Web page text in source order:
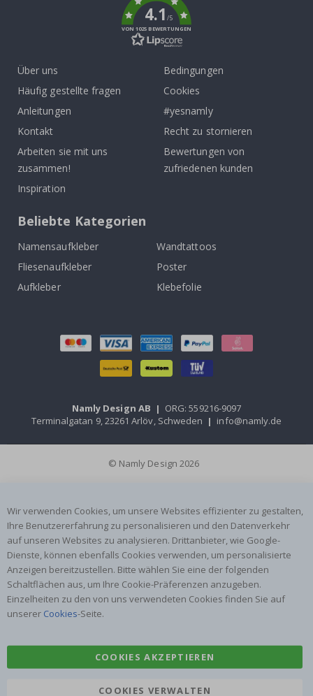
4.1/5
VON 1025 BEWERTUNGEN
Über uns
Häufig gestellte fragen
Anleitungen
Kontakt
Arbeiten sie mit uns
zusammen!
Inspiration
Bedingungen
Cookies
#yesnamly
Recht zu stornieren
Bewertungen von
zufriedenen kunden
Beliebte Kategorien
Namensaufkleber
Wandtattoos
Fliesenaufkleber
Poster
Aufkleber
Klebefolie
Namly Design AB | ORG: 559216-9097
Terminalgatan 9, 23261 Arlöv, Schweden | info@namly.de
© Namly Design 2026
Wir verwenden Cookies, um unsere Websites effizienter zu gestalten,
Ihre Benutzererfahrung zu personalisieren und den Datenverkehr
auf unseren Websites zu analysieren. Drittanbieter, wie Google-
Dienste, können ebenfalls Cookies verwenden, um personalisierte
Anzeigen bereitzustellen. Bitte wählen Sie eine der folgenden
Schaltflächen aus, um Ihre Cookie-Präferenzen anzugeben.
Einzelheiten zu den von uns verwendeten Cookies finden Sie auf
unserer Cookies-Seite.
COOKIES AKZEPTIEREN
COOKIES VERWALTEN